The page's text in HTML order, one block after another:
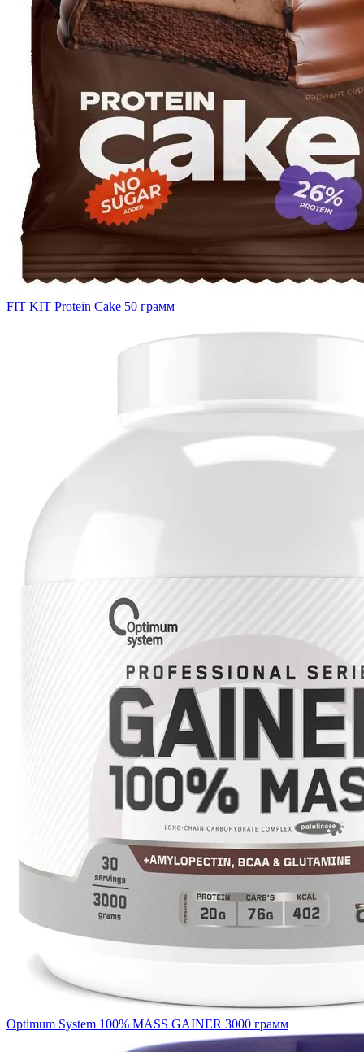
FIT KIT Protein Cake 50 грамм
Optimum System 100% MASS GAINER 3000 грамм